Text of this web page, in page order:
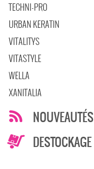
TECHNI-PRO
URBAN KERATIN
VITALITYS
VITASTYLE
WELLA
XANITALIA
NOUVEAUTÉS
DESTOCKAGE